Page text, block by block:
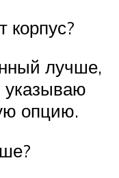
корпус?
лучше,
указываю
опцию.